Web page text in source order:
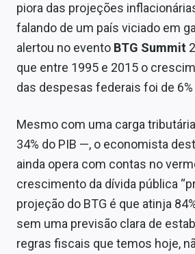
piora das projeções
falando de um país viciado em
alertou no evento BTG Summit
que entre 1995 e 2015 o
das despesas federais foi de 6%
Mesmo com uma carga
34% do PIB —, o economista
ainda opera com contas no
crescimento da dívida pública
projeção do BTG é que atinja
sem uma previsão clara de
regras fiscais que temos hoje,